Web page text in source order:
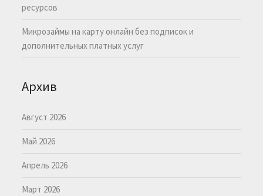
ресурсов
Микрозаймы на карту онлайн без подписок и
дополнительных платных услуг
Архив
Август 2026
Май 2026
Апрель 2026
Март 2026